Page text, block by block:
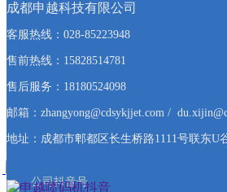
成都申越马肯依玛
专为饮料行业设计
首页 ꄲ 产品中心
马肯依玛士9450S小字符喷码机2
成都申越科技有限公司
客服热线：028-85223948
售前热线：15828514781
售后服务：18180524098
邮箱：zhangyong@cdsykjjet.com /
地址：成都市郫都区长生桥路1111号联东U
公司抖音号